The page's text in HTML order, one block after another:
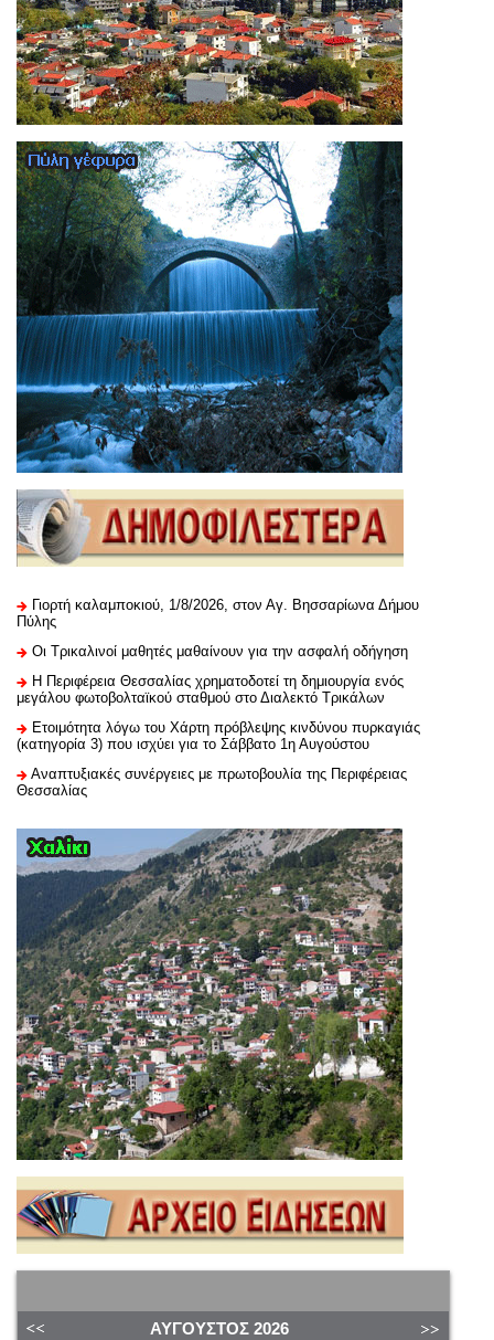
Γιορτή καλαμποκιού, 1/8/2026, στον Αγ. Βησσαρίωνα Δήμου
Πύλης
Οι Τρικαλινοί μαθητές μαθαίνουν για την ασφαλή οδήγηση
H Περιφέρεια Θεσσαλίας χρηματοδοτεί τη δημιουργία ενός
μεγάλου φωτοβολταϊκού σταθμού στο Διαλεκτό Τρικάλων
Ετοιμότητα λόγω του Χάρτη πρόβλεψης κινδύνου πυρκαγιάς
(κατηγορία 3) που ισχύει για το Σάββατο 1η Αυγούστου
Αναπτυξιακές συνέργειες με πρωτοβουλία της Περιφέρειας
Θεσσαλίας
ΑΎΓΟΥΣΤΟΣ 2026